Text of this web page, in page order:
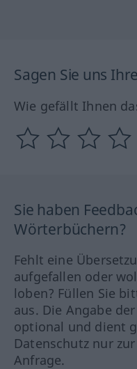
Sagen Sie uns
Wie gefällt Ihnen
Sie haben
Wörterbüchern?
Fehlt eine
aufgefallen oder
loben? Füllen Sie
aus. Die Angabe
optional und dient
Datenschutz nur
Anfrage.